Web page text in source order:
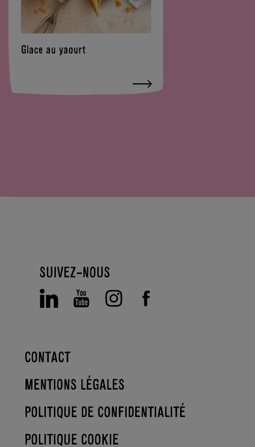
Glace au yaourt
SUIVEZ-NOUS
CONTACT
MENTIONS LÉGALES
POLITIQUE DE CONFIDENTIALITÉ
POLITIQUE COOKIE